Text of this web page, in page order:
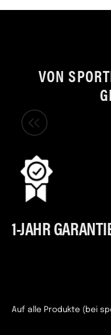
VON
1-JAHR
Auf alle Produkte (bei